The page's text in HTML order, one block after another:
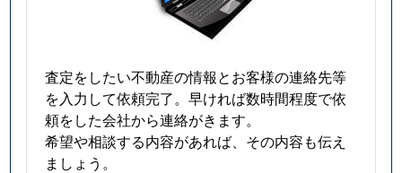
査定をしたい不動産の情報とお客様の連絡先等
を入力して依頼完了。早ければ数時間程度で依
頼をした会社から連絡がきます。
希望や相談する内容があれば、その内容も伝え
ましょう。